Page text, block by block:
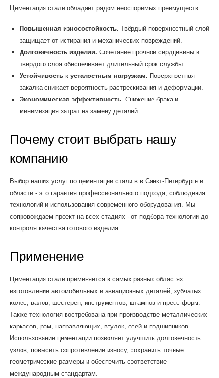
Цементация стали обладает рядом неоспоримых преимуществ:
Повышенная износостойкость. Твёрдый поверхностный слой
защищает от истирания и механических повреждений.
Долговечность изделий. Сочетание прочной сердцевины и
твердого слоя обеспечивает длительный срок службы.
Устойчивость к усталостным нагрузкам. Поверхностная
закалка снижает вероятность растрескивания и деформации.
Экономическая эффективность. Снижение брака и
минимизация затрат на замену деталей.
Почему стоит выбрать нашу
компанию
Выбор наших услуг по цементации стали в в Санкт-Петербурге и
области - это гарантия профессионального подхода, соблюдения
технологий и использования современного оборудования. Мы
сопровождаем проект на всех стадиях - от подбора технологии до
контроля качества готового изделия.
Применение
Цементация стали применяется в самых разных областях:
изготовление автомобильных и авиационных деталей, зубчатых
колес, валов, шестерен, инструментов, штампов и пресс-форм.
Также технология востребована при производстве металлических
каркасов, рам, направляющих, втулок, осей и подшипников.
Использование цементации позволяет улучшить долговечность
узлов, повысить сопротивление износу, сохранить точные
геометрические размеры и обеспечить соответствие
международным стандартам.